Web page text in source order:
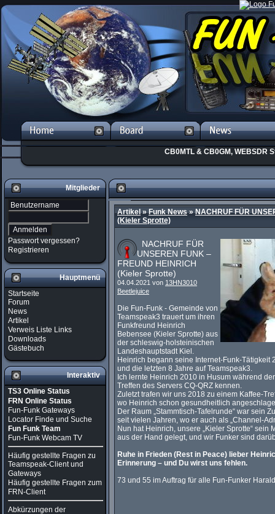
CB0MTL & CB0GM, WEBSDR
Mitglieder
Passwort vergessen?
Registrieren
Hauptmenü
Startseite
Forum
News
Artikel
Verweis Liste Links
Downloads
Gästebuch
Interaktiv
TS3 Online Status
FRN Online Status
Fun-Funk Gateways
Locator Finde und Suche
Fun Funk Team
Fun-Funk Webcam TV
Häufig gestellte Fragen zu
Teamspeak-Client und
Gateways
Häufig gestellte Fragen zum
FRN-Client
Abkürzungen der
Artikel»Funk News»NACHRUF FÜR
(Kieler Sprotte)
NACHRUF FÜR
UNSEREN FUNK –
FREUND HEINRICH
(Kieler Sprotte)
04.04.2021 von 13HN3010
Beetlejuice
Die Fun-Funk - Gemeinde von
Teamspeak3 trauert um ihren
Funkfreund Heinrich
Bebensee (Kieler Sprotte) aus
der schleswig-holsteinischen
Landeshauptstadt Kiel.
Heinrich begann seine Internet-Funk-Tätigkeit
und die letzten 8 Jahre auf Teamspeak3.
Ich lernte Heinrich 2010 in Husum während
Treffen des Servers CQ-QRZ kennen.
Zuletzt trafen wir uns 2018 zu einem Kaffee-
wo Heinrich schon gesundheitlich
Der Raum „Stammtisch-Tafelrunde“ war sein
seit vielen Jahren, wo er auch als „Channel-
Nun hat Heinrich, unsere „Kieler Sprotte“ sein
aus der Hand gelegt, und wir Funker sind
Ruhe in Frieden (Rest in Peace) lieber
Erinnerung – und Du wirst uns fehlen.
73 und 55 im Auftrag für alle Fun-Funker